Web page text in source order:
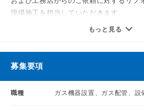
アポは完了済なので、訪問もスムーズで
技術を学んでもらいます。
単独で作業が出来るまでしっかりサポー
現場施工を担当していただきます。
・ガスコンロ/レンジフードの取り付け
・ガス衣類乾燥機（乾太くん）の設置
もっと見る
募集要項
職種 ガス機器設置、ガス配管、設